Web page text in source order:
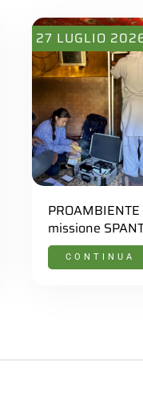
missione
27 LUGLIO
CONTINUA